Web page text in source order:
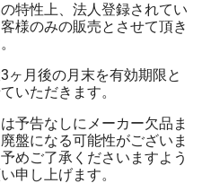
特性上、法人登録されてい
様のみの販売とさせて頂き
ヶ月後の月末を有効期限と
いただきます。
予告なしにメーカー欠品ま
盤になる可能性がございま
めご了承くださいますよう
申し上げます。